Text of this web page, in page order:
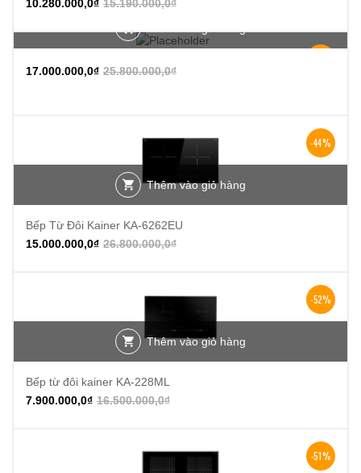
15.190.000,0₫
10.280.000,0₫
25.800.000,0₫
17.000.000,0₫
-44%
Thêm vào giỏ hàng
Bếp Từ Đôi Kainer KA-6262EU
26.800.000,0₫
15.000.000,0₫
-52%
Thêm vào giỏ hàng
Bếp từ đôi kainer KA-228ML
16.500.000,0₫
7.900.000,0₫
-51%